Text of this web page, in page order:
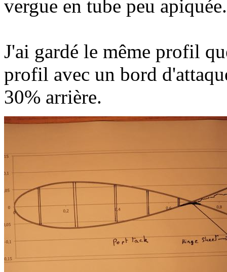
vergue en tube peu apiquée.
J'ai gardé le même profil
profil avec un bord
30% arrière.